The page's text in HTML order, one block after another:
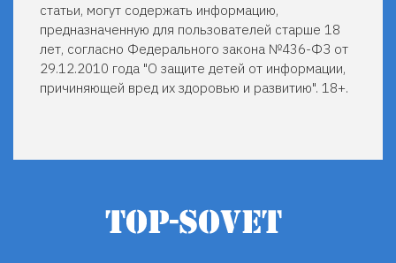
статьи, могут содержать информацию,
предназначенную для пользователей старше 18
лет, согласно Федерального закона №436-ФЗ от
29.12.2010 года "О защите детей от информации,
причиняющей вред их здоровью и развитию". 18+.